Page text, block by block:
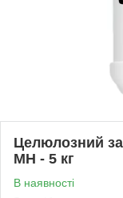
Целюлозний
MH - 5 кг
В наявності